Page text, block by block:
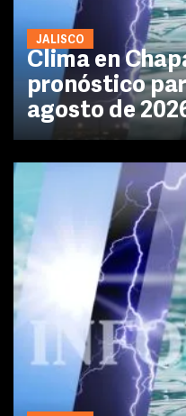
JALISCO
Clima en
pronóstico
agosto de